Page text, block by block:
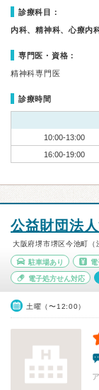
診療科目：
内科、精神科、心療内
専門医・資格：
精神科専門医
診療時間
10:00-13:00
16:00-19:00
公益財団法
大阪府堺市堺区今池町（
駐車場あり
電子処方せん対応
土曜（〜12:00）